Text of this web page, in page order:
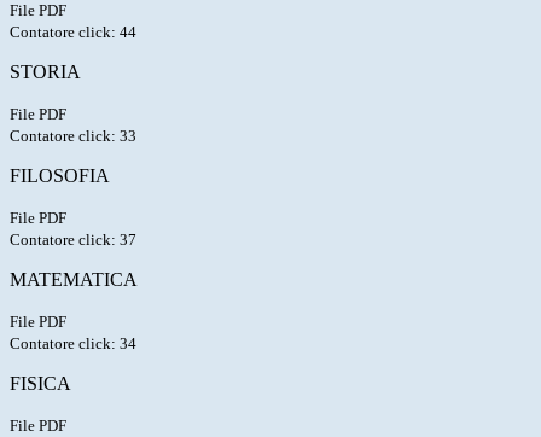
File PDF
Contatore click: 44
STORIA
File PDF
Contatore click: 33
FILOSOFIA
File PDF
Contatore click: 37
MATEMATICA
File PDF
Contatore click: 34
FISICA
File PDF